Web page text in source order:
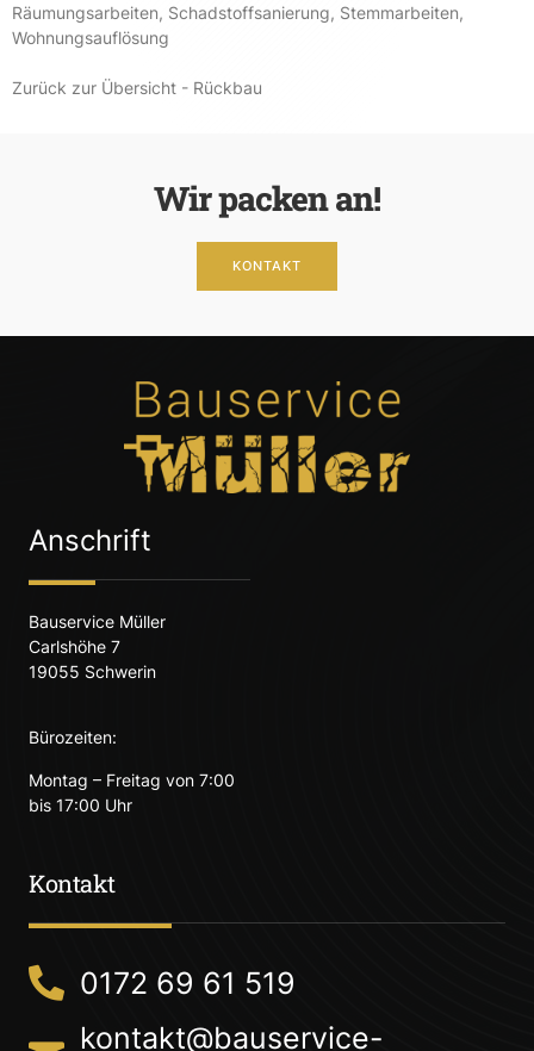
Räumungsarbeiten, Schadstoffsanierung, Stemmarbeiten,
Wohnungsauflösung
Zurück zur Übersicht - Rückbau
Wir packen an!
KONTAKT
Anschrift
Bauservice Müller
Carlshöhe 7
19055 Schwerin
Bürozeiten:
Montag – Freitag von 7:00
bis 17:00 Uhr
Kontakt
0172 69 61 519
kontakt@bauservice-